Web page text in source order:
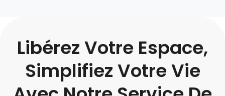
Libérez Votre Espace,
Simplifiez Votre Vie